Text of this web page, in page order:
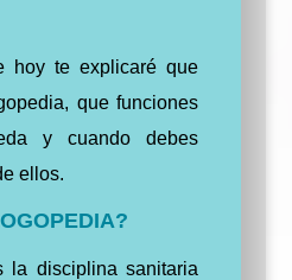
hoy te explicaré que
que funciones
y cuando debes
ellos.
la disciplina sanitaria